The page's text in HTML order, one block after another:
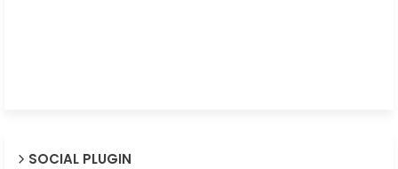
SOCIAL PLUGIN